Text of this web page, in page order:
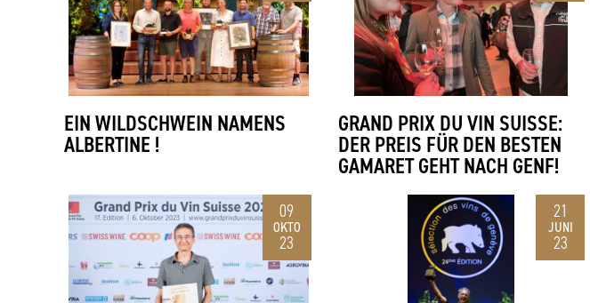
EIN WILDSCHWEIN NAMENS
ALBERTINE !
GRAND PRIX DU VIN SUISSE:
DER PREIS FÜR DEN BESTEN
GAMARET GEHT NACH GENF!
09
OKTO
23
21
JUNI
23